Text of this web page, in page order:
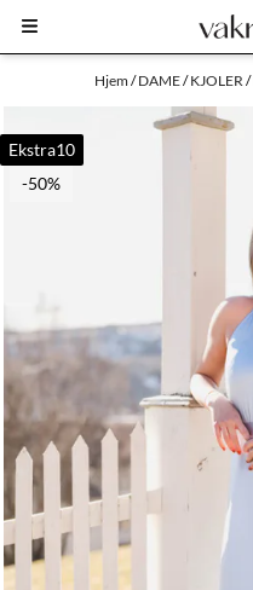
Hopp til innhold
Hjem/DAME/KJOLER /
Ekstra10
-50%